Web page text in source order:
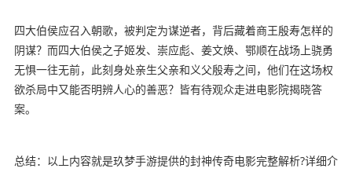
四大伯侯应召入朝歌，被判定为谋逆者，背后藏着商王殷寿怎样的
阴谋？而四大伯侯之子姬发、崇应彪、姜文焕、鄂顺在战场上骁勇
无惧一往无前，此刻身处亲生父亲和义父殷寿之间，他们在这场权
欲杀局中又能否明辨人心的善恶？皆有待观众走进电影院揭晓答
案。
总结：以上内容就是玖梦手游提供的封神传奇电影完整解析?详细介